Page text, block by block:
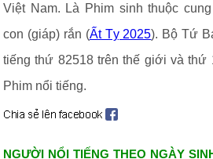
Việt Nam. Là Phim sinh thuộc
con (giáp) rắn (Ất Tỵ 2025). Bộ Tứ
tiếng thứ 82518 trên thế giới và thứ
Phim nổi tiếng.
NGƯỜI NỔI TIẾNG THEO NGÀY